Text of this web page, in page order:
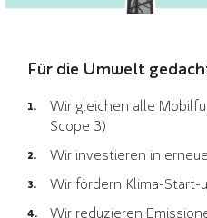
Für die Umwelt
Wir gleichen alle
Scope 3)
Wir investieren in
Wir fördern Klima-Start-
Wir reduzieren